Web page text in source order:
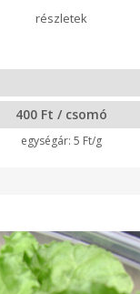
néhány levelet
akár bazsalikommal
termesztettük.
400 Ft / csomó
5 Ft/g